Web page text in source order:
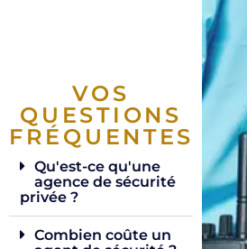
VOS
QUESTIONS
FRÉQUENTES
Qu'est-ce qu'une
agence de sécurité
privée ?
Combien coûte un